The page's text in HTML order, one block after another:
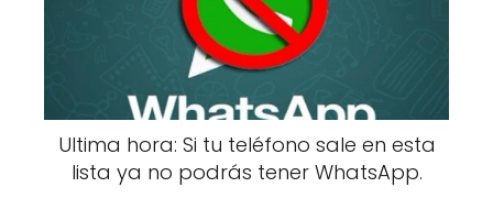
Ultima hora: Si tu teléfono sale en esta
lista ya no podrás tener WhatsApp.